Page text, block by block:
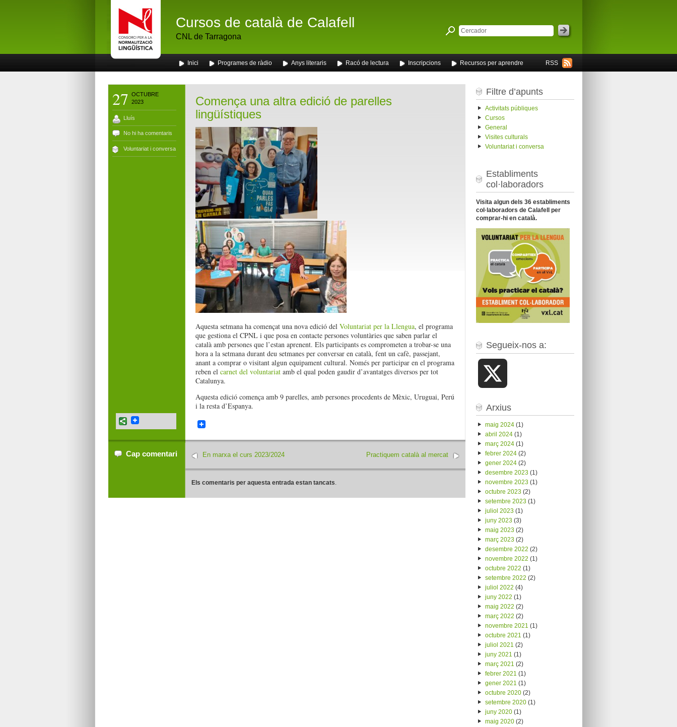
Cursos de català de Calafell
CNL de Tarragona
RSS
Inici Programes de ràdio Anys literaris Racó de lectura Inscripcions Recursos per aprendre
27 OCTUBRE
2023
Lluís
No hi ha comentaris
Voluntariat i conversa
Comença una altra edició de parelles
lingüístiques
Aquesta setmana ha començat una nova edició del Voluntariat per la Llengua, el programa
que gestiona el CPNL i que posa en contacte persones voluntàries que saben parlar el
català amb persones que l’estan aprenent. Els participants es comprometen a trobar-se una
hora a la setmana durant deu setmanes per conversar en català, fent un cafè, passejant,
anant a comprar o visitant algun equipament cultural. Només per participar en el programa
reben el carnet del voluntariatamb el qual poden gaudir d’avantatges diversos per tot
Catalunya.
Aquesta edició comença amb 9 parelles, amb persones procedents de Mèxic, Uruguai, Perú
i la resta d’Espanya.
Cap comentari Practiquem català al mercat
En marxa el curs 2023/2024
Els comentaris per aquesta entrada estan tancats.
Filtre d’apunts
Activitats públiques
Cursos
General
Visites culturals
Voluntariat i conversa
Establiments
col·laboradors
Visita algun dels 36 establiments
col·laboradors de Calafell per
comprar-hi en català.
Segueix-nos a:
Arxius
maig 2024(1)
abril 2024(1)
març 2024(1)
febrer 2024(2)
gener 2024(2)
desembre 2023(1)
novembre 2023(1)
octubre 2023(2)
setembre 2023(1)
juliol 2023(1)
juny 2023(3)
maig 2023(2)
març 2023(2)
desembre 2022 (2)
novembre 2022 (1)
octubre 2022 (1)
setembre 2022 (2)
juliol 2022 (4)
juny 2022 (1)
maig 2022 (2)
març 2022 (2)
novembre 2021 (1)
octubre 2021 (1)
juliol 2021 (2)
juny 2021 (1)
març 2021 (2)
febrer 2021 (1)
gener 2021 (1)
octubre 2020(2)
setembre 2020(1)
juny 2020(1)
maig 2020(2)